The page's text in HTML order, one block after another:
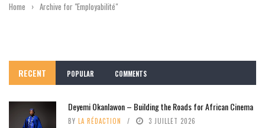
Home › Archive for "Employabilité"
RECENT POPULAR COMMENTS
Deyemi Okanlawon – Building the Roads for African Cinema
BY LA RÉDACTION 3 JUILLET 2026